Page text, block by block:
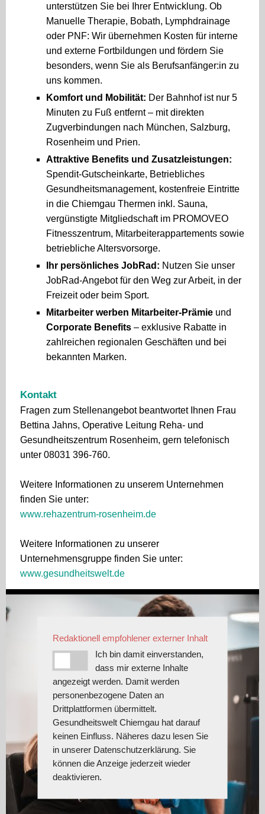
unterstützen Sie bei Ihrer Entwicklung. Ob
Manuelle Therapie, Bobath, Lymphdrainage
oder PNF: Wir übernehmen Kosten für interne
und externe Fortbildungen und fördern Sie
besonders, wenn Sie als Berufsanfänger:in zu
uns kommen.
Komfort und Mobilität: Der Bahnhof ist nur 5
Minuten zu Fuß entfernt – mit direkten
Zugverbindungen nach München, Salzburg,
Rosenheim und Prien.
Attraktive Benefits und Zusatzleistungen:
Spendit-Gutscheinkarte, Betriebliches
Gesundheitsmanagement, kostenfreie Eintritte
in die Chiemgau Thermen inkl. Sauna,
vergünstigte Mitgliedschaft im PROMOVEO
Fitnesszentrum, Mitarbeiterappartements sowie
betriebliche Altersvorsorge.
Ihr persönliches JobRad: Nutzen Sie unser
JobRad-Angebot für den Weg zur Arbeit, in der
Freizeit oder beim Sport.
Mitarbeiter werben Mitarbeiter-Prämieund
Corporate Benefits– exklusive Rabatte in
zahlreichen regionalen Geschäften und bei
bekannten Marken.
Kontakt
Fragen zum Stellenangebot beantwortet Ihnen Frau
Bettina Jahns, Operative Leitung Reha- und
Gesundheitszentrum Rosenheim, gern telefonisch
unter 08031 396-760.
Weitere Informationen zu unserem Unternehmen
finden Sie unter:
www.rehazentrum-rosenheim.de
Weitere Informationen zu unserer
Unternehmensgruppe finden Sie unter:
www.gesundheitswelt.de
Redaktionell empfohlener externer Inhalt
Ich bin damit einverstanden,
dass mir externe Inhalte
angezeigt werden. Damit werden
personenbezogene Daten an
Drittplattformen übermittelt.
Gesundheitswelt Chiemgau hat darauf
keinen Einfluss. Näheres dazu lesen Sie
in unserer Datenschutzerklärung. Sie
können die Anzeige jederzeit wieder
deaktivieren.